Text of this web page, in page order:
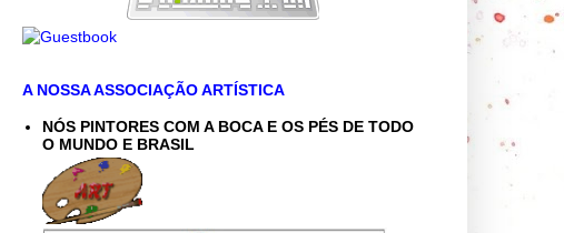
A NOSSA ASSOCIAÇÃO ARTÍSTICA
NÓS PINTORES COM A BOCA E OS PÉS DE TODO
O MUNDO E BRASIL